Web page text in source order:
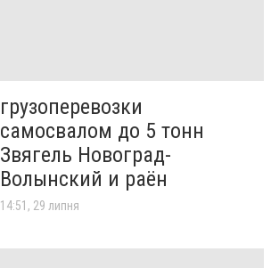
грузоперевозки
самосвалом до 5 тонн
Звягель Новоград-
Волынский и раён
14:51, 29 липня